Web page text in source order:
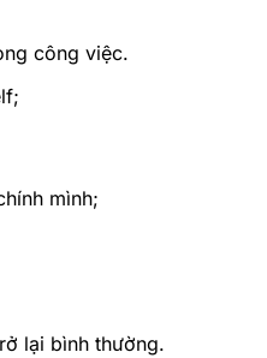
công việc.
mình;
lại bình thường.